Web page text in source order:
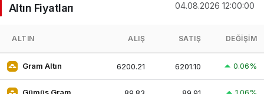
Altın Fiyatları 04.08.2026 12:00:00
ALTIN ALIŞ SATIŞ DEĞIŞIM
Gram Altın 6200.21 6201.10 0.06%
1.06%